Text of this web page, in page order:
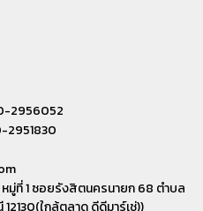
2956052
2951830
ที่ 1 ซอยรังสิตนครนายก 68 ตำบล
ใกล้ตลาด ดีดีมาร์เช่))